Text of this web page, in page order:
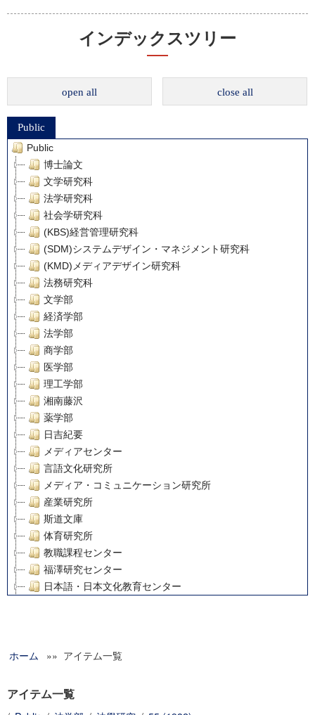
インデックスツリー
open all close all
Public
Public
博士論文
文学研究科
法学研究科
社会学研究科
(KBS)経営管理研究科
(SDM)システムデザイン・マネジメント研究科
(KMD)メディアデザイン研究科
法務研究科
文学部
経済学部
法学部
商学部
医学部
理工学部
湘南藤沢
薬学部
日吉紀要
メディアセンター
言語文化研究所
メディア・コミュニケーション研究所
産業研究所
斯道文庫
体育研究所
教職課程センター
福澤研究センター
日本語・日本文化教育センター
グローバルリサーチインスティテュート
科学研究費補助金研究成果報告書
ホーム »» アイテム一覧
アイテム一覧